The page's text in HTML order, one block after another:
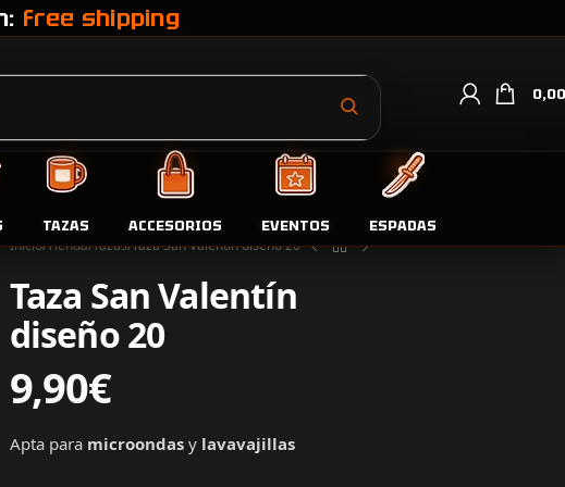
free shipping
0,00
TAZAS ACCESORIOS EVENTOS
ESPADAS
Inicio Tienda Tazas Taza San Valentín diseño 20
Taza San Valentín
diseño 20
9,90€
Apta para microondasy lavavajillas